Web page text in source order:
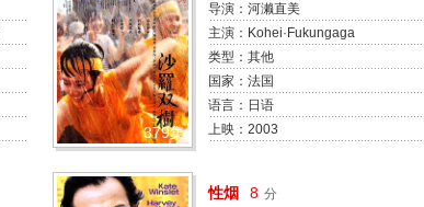
379集
导演：河濑直美
主演：Kohei·Fukungaga
Yuka·Hyyoudo 河濑直美 生濑胜久
桶口可南子
类型：其他
国家：法国
语言：日语
上映：2003
性烟 8 分